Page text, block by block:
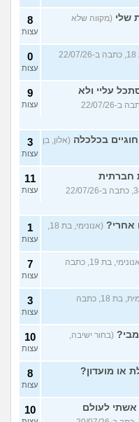
שלי (מקווה שלא
8
עצות
(אנונימי, בת 18, כתבה ב-22/07/26
0
עצות
עליי ולא
(כינוי, בת 26, כתבה ב-22/07/26
9
עצות
בכלכלה (אלון, בן
3
עצות
חברתית
(אחת, בת 34, כתבה ב-22/07/26
11
עצות
אחרי? 1
עצות
(אנונימי, בת 19, כתבה
7
עצות
(אנונימית, בת 18, כתבה
3
עצות
(בחור ישיבה,
10
עצות
או מועדון? 8
עצות
לעולם
10